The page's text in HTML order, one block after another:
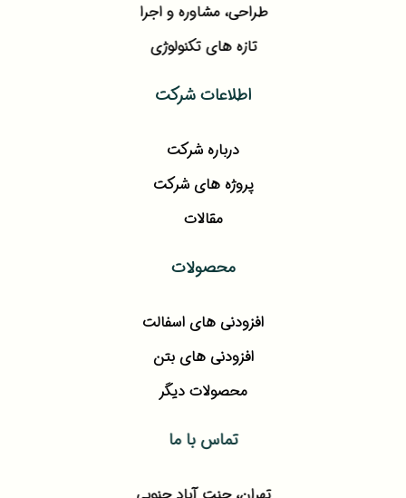
طراحی، مشاوره و اجرا
تازه های تکنولوژی
اطلاعات شرکت
درباره شرکت
پروژه های شرکت
مقالات
محصولات
افزودنی های اسفالت
افزودنی های بتن
محصولات دیگر
تماس با ما